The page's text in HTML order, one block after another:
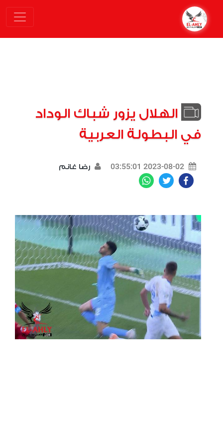
الهلال يزور شباك الوداد
في البطولة العربية
2023-08-02 03:55:01 رضا غانم
Facebook
Twitter